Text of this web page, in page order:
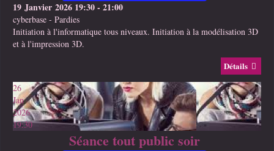
19 Janvier 2026 19:30- 21:00
cyberbase - Pardies
Initiation à l'informatique tous niveaux. Initiation à la modélisation 3D
et à l'impression 3D.
Détails
26
Jan
2026
19:30
Séance tout public soir